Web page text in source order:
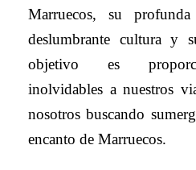
Marruecos, su
deslumbrante cultura y
objetivo es
inolvidables a nuestros
nosotros buscando
encanto de Marruecos.